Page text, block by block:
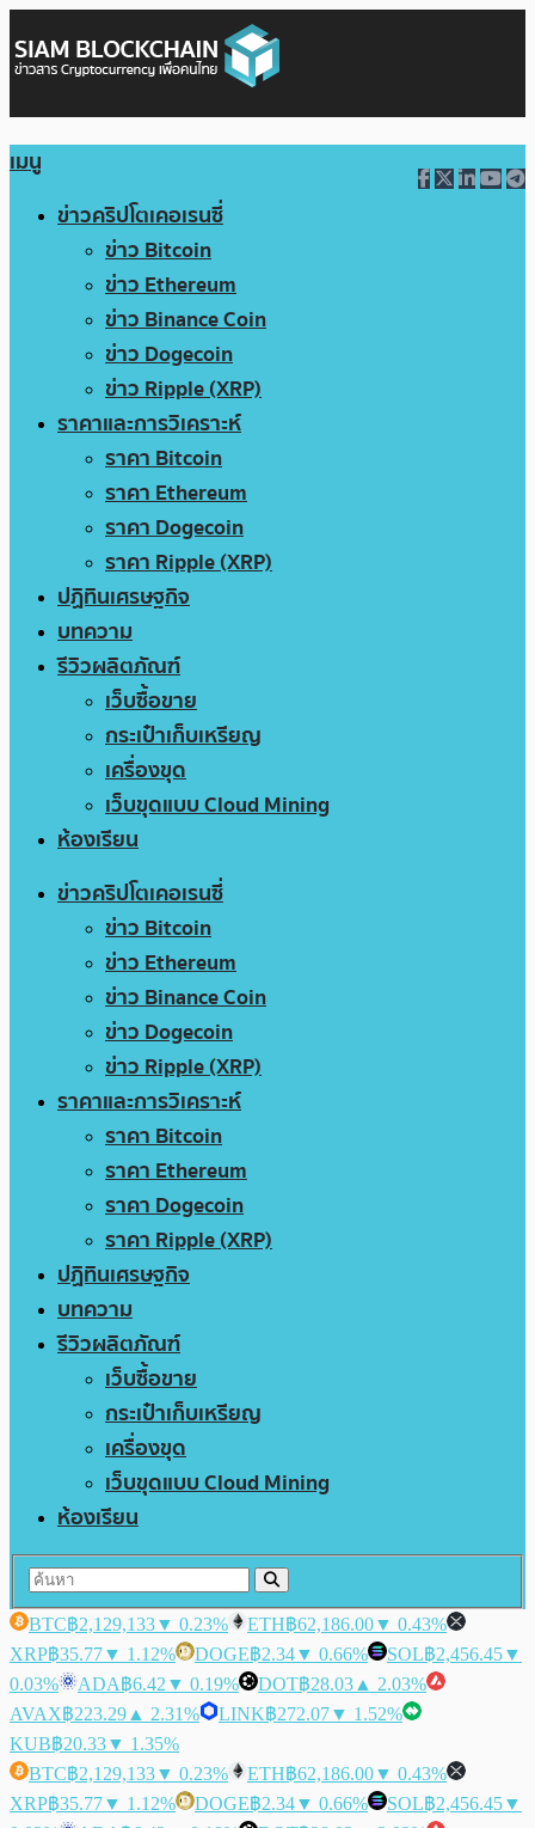
เมนู
ข่าวคริปโตเคอเรนซี่
ข่าว Bitcoin
ข่าว Ethereum
ข่าว Binance Coin
ข่าว Dogecoin
ข่าว Ripple (XRP)
ราคาและการวิเคราะห์
ราคา Bitcoin
ราคา Ethereum
ราคา Dogecoin
ราคา Ripple (XRP)
ปฏิทินเศรษฐกิจ
บทความ
รีวิวผลิตภัณฑ์
เว็บซื้อขาย
กระเป๋าเก็บเหรียญ
เครื่องขุด
เว็บขุดแบบ Cloud Mining
ห้องเรียน
ข่าวคริปโตเคอเรนซี่
ข่าว Bitcoin
ข่าว Ethereum
ข่าว Binance Coin
ข่าว Dogecoin
ข่าว Ripple (XRP)
ราคาและการวิเคราะห์
ราคา Bitcoin
ราคา Ethereum
ราคา Dogecoin
ราคา Ripple (XRP)
ปฏิทินเศรษฐกิจ
บทความ
รีวิวผลิตภัณฑ์
เว็บซื้อขาย
กระเป๋าเก็บเหรียญ
เครื่องขุด
เว็บขุดแบบ Cloud Mining
ห้องเรียน
BTC฿2,129,133▼ 0.23% ETH฿62,186.00▼ 0.43%
XRP฿35.77▼ 1.12% DOGE฿2.34▼ 0.66% SOL฿2,456.45▼
0.03%
ADA฿6.42 ▼ 0.19% DOT฿28.03 ▲ 2.03%
AVAX฿223.29 ▲ 2.31% LINK฿272.07▼ 1.52%
KUB฿20.33▼ 1.35%
BTC฿2,129,133▼ 0.23% ETH฿62,186.00▼ 0.43%
XRP฿35.77▼ 1.12% DOGE฿2.34▼ 0.66% SOL฿2,456.45▼